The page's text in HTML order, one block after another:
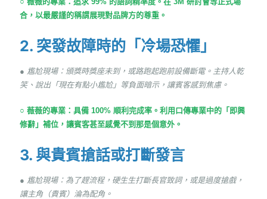
合，以最嚴謹的稱謂展現對品牌方的尊重。
2. 突發故障時的「冷場恐懼」
● 尷尬現場：頒獎時獎座未到，或路跑起跑前設備斷電。主持人乾
笑、說出「現在有點小尷尬」等負面暗示，讓賓客感到焦慮。
○ 薇薇的專業：具備 100% 順利完成率。利用口傳專業中的「即興
修辭」補位，讓賓客甚至感覺不到那是個意外。
3. 與貴賓搶話或打斷發言
● 尷尬現場：為了趕流程，硬生生打斷長官致詞，或是過度搶戲，
讓主角（貴賓）淪為配角。